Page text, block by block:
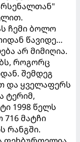
ჩემი ბოლო
წავიდე…
არ მიმიღია.
როგორც
შემდეგ
და ყველაფერს
ტერიმ,
1998 წელს
მატჩი
რანგში.